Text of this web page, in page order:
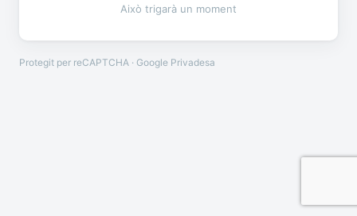
Això trigarà un moment
Protegit per reCAPTCHA · Google Privadesa